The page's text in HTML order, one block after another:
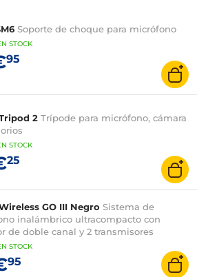
Soporte de choque para micrófono
STOCK
95
2 Trípode para micrófono, cámara
STOCK
25
GO III Negro Sistema de
inalámbrico ultracompacto con
de doble canal y 2 transmisores
STOCK
95